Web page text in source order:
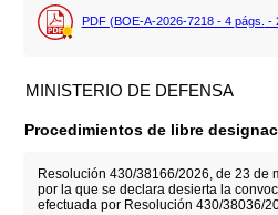
PDF (BOE-A-2026-7218 - 4 págs. -
MINISTERIO DE DEFENSA
Procedimientos de libre
Resolución 430/38166/2026, de 23 de
por la que se declara desierta la
efectuada por Resolución 430/38036/